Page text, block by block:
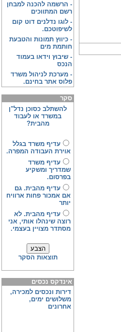
- הרשמה להכנה למבחן
רשם המתווכים
- לוגו נדלנים דוט קום
לשיפוטכם.
- כיווץ תמונות והטבעת
חותמת מים
- שיבוץ וידאו בעמוד
הנכס
- מערכת לניהול משרד
פלוס אתר בחינם.
סקר
להשתלב כסוכן נדל"ן
במשרד או לעבוד
מהבית?
עדיף משרד בגלל
אוירת העבודה המפרה.
עדיף משרד
שמדריך ומשקיע
בפרסום.
עדיף מהבית. גם
אם אמכור פחות ארוויח
יותר
עדיף מהבית. לא
רוצה שינהלו אותי, אני
מסתדר מצויין בעצמי.
תוצאות הסקר
אינדקס נכסים
דירות ונכסים למכירה,
משלושים ימים,
אחרונים